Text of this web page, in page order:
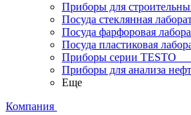
Приборы для
Посуда стеклянная
Посуда фарфоровая
Посуда пластиковая
Приборы серии TESTO
Приборы для анализа
Еще
Компания